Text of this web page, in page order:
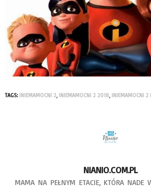
TAGS: INIEMAMOCNI 2 INIEMAMOCNI 2 2018 INIEMAMOCNI 2
NIANIO.COM.PL
MAMA NA PEŁNYM ETACIE, KTÓRA NADE